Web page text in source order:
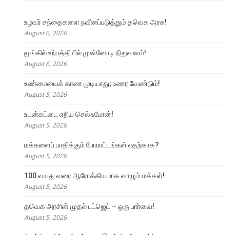
உழவர் சந்தைகளை நவீனப்படுத்தும் தவெக அரசு!
August 6, 2026
மூங்கில் உற்பத்தியில் முன்னோடி நிறுவனம்!
August 6, 2026
உண்மையைக் காண முடியாது; உணர வேண்டும்!
August 5, 2026
உடன்கட்டை ஏறிய செல்ஃபோன்!
August 5, 2026
மக்களைப் பாதிக்கும் போராட்டங்கள் எதற்காக?
August 5, 2026
100 வயது வரை ஆரோக்கியமாக வாழும் மக்கள்!
August 5, 2026
தவெக அரசின் முதல் பட்ஜெட் – ஒரு பார்வை!
August 5, 2026